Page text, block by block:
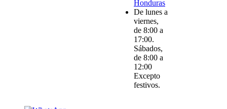
Honduras
De lunes a
viernes,
de 8:00 a
17:00.
Sábados,
de 8:00 a
12:00
Excepto
festivos.